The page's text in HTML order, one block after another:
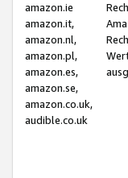
amazon.ie
amazon.it,
amazon.nl,
amazon.pl,
amazon.es,
amazon.se,
amazon.co.uk,
audible.co.uk